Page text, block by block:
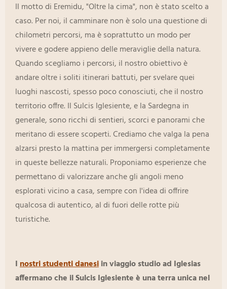
Il motto di Eremidu, "Oltre la cima", non è stato scelto a
caso. Per noi, il camminare non è solo una questione di
chilometri percorsi, ma è soprattutto un modo per
vivere e godere appieno delle meraviglie della natura.
Quando scegliamo i percorsi, il nostro obiettivo è
andare oltre i soliti itinerari battuti, per svelare quei
luoghi nascosti, spesso poco conosciuti, che il nostro
territorio offre. Il Sulcis Iglesiente, e la Sardegna in
generale, sono ricchi di sentieri, scorci e panorami che
meritano di essere scoperti. Crediamo che valga la pena
alzarsi presto la mattina per immergersi completamente
in queste bellezze naturali. Proponiamo esperienze che
permettano di valorizzare anche gli angoli meno
esplorati vicino a casa, sempre con l'idea di offrire
qualcosa di autentico, al di fuori delle rotte più
turistiche.
Inostri studenti danesiin viaggio studio ad Iglesias
affermano che il Sulcis Iglesiente è una terra unica nel